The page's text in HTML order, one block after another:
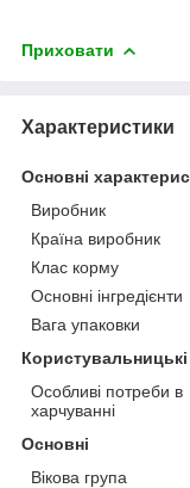
Приховати
Характеристики
Основні
Виробник
Країна виробник
Клас корму
Основні інгредієнти
Вага упаковки
Особливі потреби в
харчуванні
Основні
Вікова група